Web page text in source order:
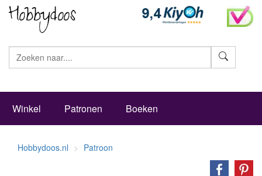
Winkel Patronen Boeken
Hobbydoos.nl Patroon